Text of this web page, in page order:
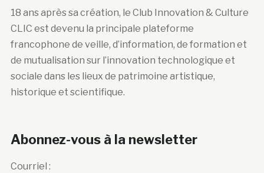
18 ans après sa création, le Club Innovation & Culture
CLIC est devenu la principale plateforme
francophone de veille, d’information, de formation et
de mutualisation sur l’innovation technologique et
sociale dans les lieux de patrimoine artistique,
historique et scientifique.
Abonnez-vous à la newsletter
Courriel :